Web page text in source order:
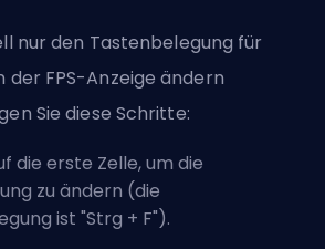
nur den Tastenbelegung für
der FPS-Anzeige ändern
Sie diese Schritte:
die erste Zelle, um die
zu ändern (die
ist "Strg + F").